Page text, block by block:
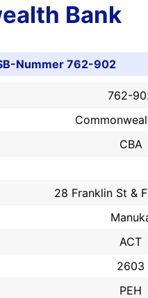
Bank
Nummer 762-902
762-
CBA
28 Franklin St &
ACT
2603
PEH